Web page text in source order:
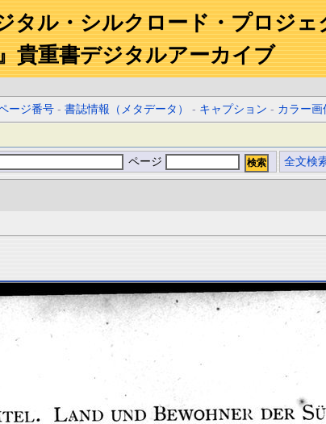
タル・シルクロード・プロジェ
貴重書デジタルアーカイブ
ージ番号 -書誌情報（メタデータ） - キャプション - カラー画
ページ 全文検